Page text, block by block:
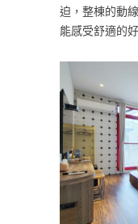
迫，整棟的動
能感受舒適的